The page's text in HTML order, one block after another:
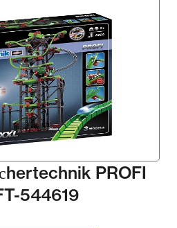
техніка
Медичні тренажери та манекени
PROFI
544619